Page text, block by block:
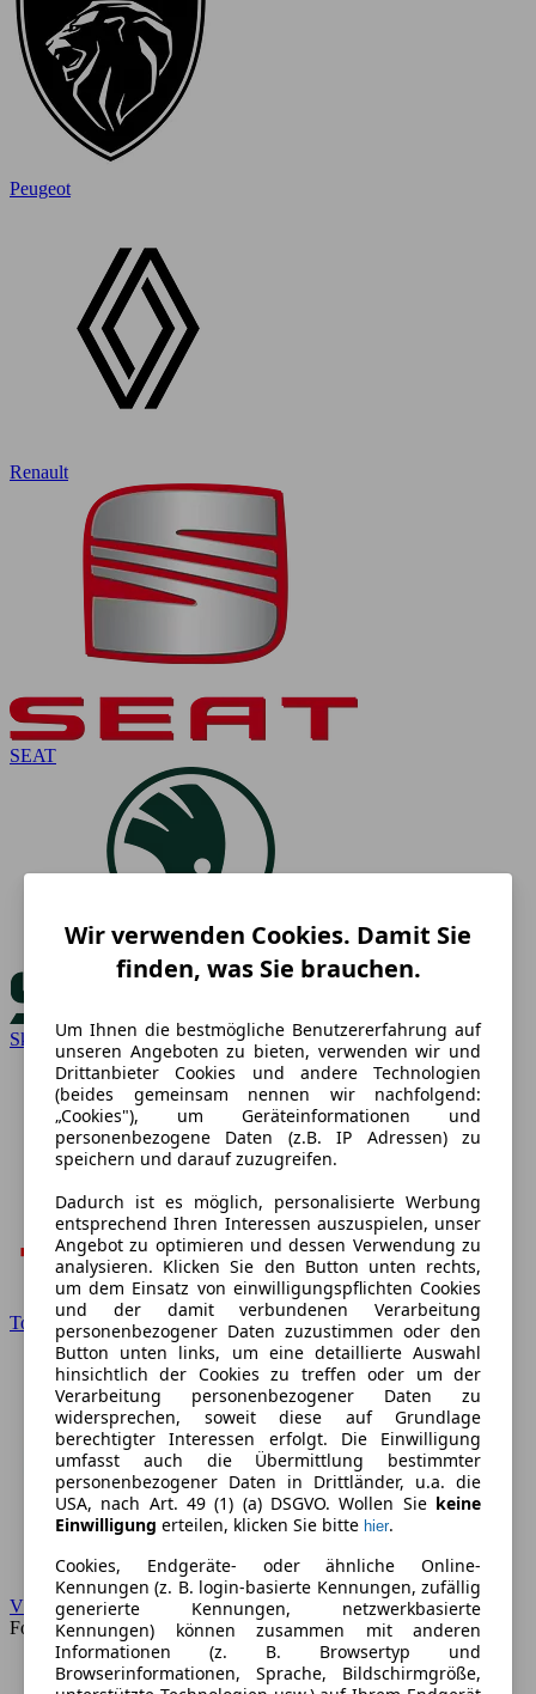
Peugeot
Renault
SEAT
Skoda
Toyota
VW
Forum
Wir verwenden Cookies. Damit Sie
finden, was Sie brauchen.
Um Ihnen die bestmögliche Benutzererfahrung auf
unseren Angeboten zu bieten, verwenden wir und
Drittanbieter Cookies und andere Technologien
(beides gemeinsam nennen wir nachfolgend:
„Cookies"), um Geräteinformationen und
personenbezogene Daten (z.B. IP Adressen) zu
speichern und darauf zuzugreifen.
Dadurch ist es möglich, personalisierte Werbung
entsprechend Ihren Interessen auszuspielen, unser
Angebot zu optimieren und dessen Verwendung zu
analysieren. Klicken Sie den Button unten rechts,
um dem Einsatz von einwilligungspflichten Cookies
und der damit verbundenen Verarbeitung
personenbezogener Daten zuzustimmen oder den
Button unten links, um eine detaillierte Auswahl
hinsichtlich der Cookies zu treffen oder um der
Verarbeitung personenbezogener Daten zu
widersprechen, soweit diese auf Grundlage
berechtigter Interessen erfolgt. Die Einwilligung
umfasst auch die Übermittlung bestimmter
personenbezogener Daten in Drittländer, u.a. die
USA, nach Art. 49 (1) (a) DSGVO. Wollen Sie keine
Einwilligung erteilen, klicken Sie bitte hier.
Cookies, Endgeräte- oder ähnliche Online-
Kennungen (z. B. login-basierte Kennungen, zufällig
generierte Kennungen, netzwerkbasierte
Kennungen) können zusammen mit anderen
Informationen (z. B. Browsertyp und
Browserinformationen, Sprache, Bildschirmgröße,